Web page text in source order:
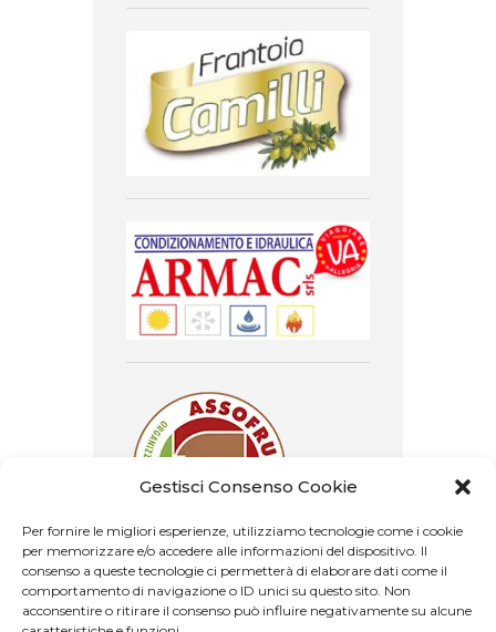
Gestisci Consenso Cookie
Per fornire le migliori esperienze, utilizziamo tecnologie come i cookie
per memorizzare e/o accedere alle informazioni del dispositivo. Il
consenso a queste tecnologie ci permetterà di elaborare dati come il
comportamento di navigazione o ID unici su questo sito. Non
acconsentire o ritirare il consenso può influire negativamente su alcune